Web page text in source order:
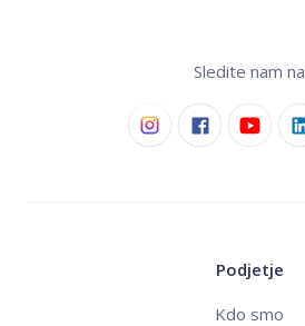
Sledite nam na
Podjetje
Kdo smo